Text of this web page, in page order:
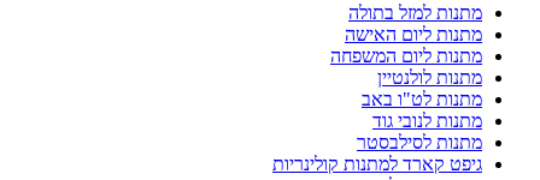
מתנות למזל בתולה
מתנות ליום האישה
מתנות ליום המשפחה
מתנות לולנטיין
מתנות לט"ו באב
מתנות לנובי גוד
מתנות לסילבסטר
גיפט קארד למתנות קולינריות